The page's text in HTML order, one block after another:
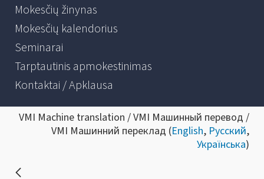
Mokesčių žinynas
Mokesčių kalendorius
Seminarai
Tarptautinis apmokestinimas
Kontaktai / Apklausa
VMI Machine translation / VMI Машинный перевод /
VMI Машинний переклад (English, Русский,
Українська)